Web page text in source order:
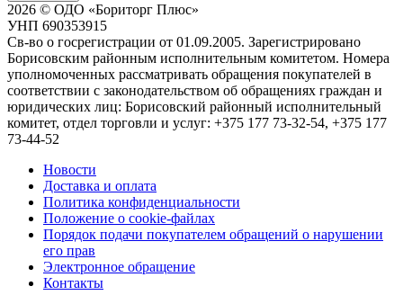
2026 © ОДО «Бориторг Плюс»
УНП 690353915
Св-во о госрегистрации от 01.09.2005. Зарегистрировано
Борисовским районным исполнительным комитетом. Номера
уполномоченных рассматривать обращения покупателей в
соответствии с законодательством об обращениях граждан и
юридических лиц: Борисовский районный исполнительный
комитет, отдел торговли и услуг: +375 177 73-32-54, +375 177
73-44-52
Новости
Доставка и оплата
Политика конфиденциальности
Положение о cookie-файлах
Порядок подачи покупателем обращений о нарушении
его прав
Электронное обращение
Контакты